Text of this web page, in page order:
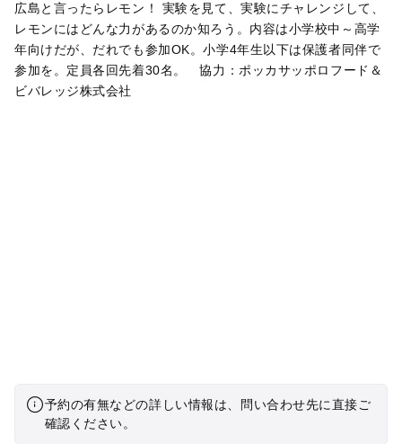
広島と言ったらレモン！ 実験を見て、実験にチャレンジして、
レモンにはどんな力があるのか知ろう。内容は小学校中～高学
年向けだが、だれでも参加OK。小学4年生以下は保護者同伴で
参加を。定員各回先着30名。 協力：ポッカサッポロフード＆
ビバレッジ株式会社
予約の有無などの詳しい情報は、問い合わせ先に直接ご
確認ください。